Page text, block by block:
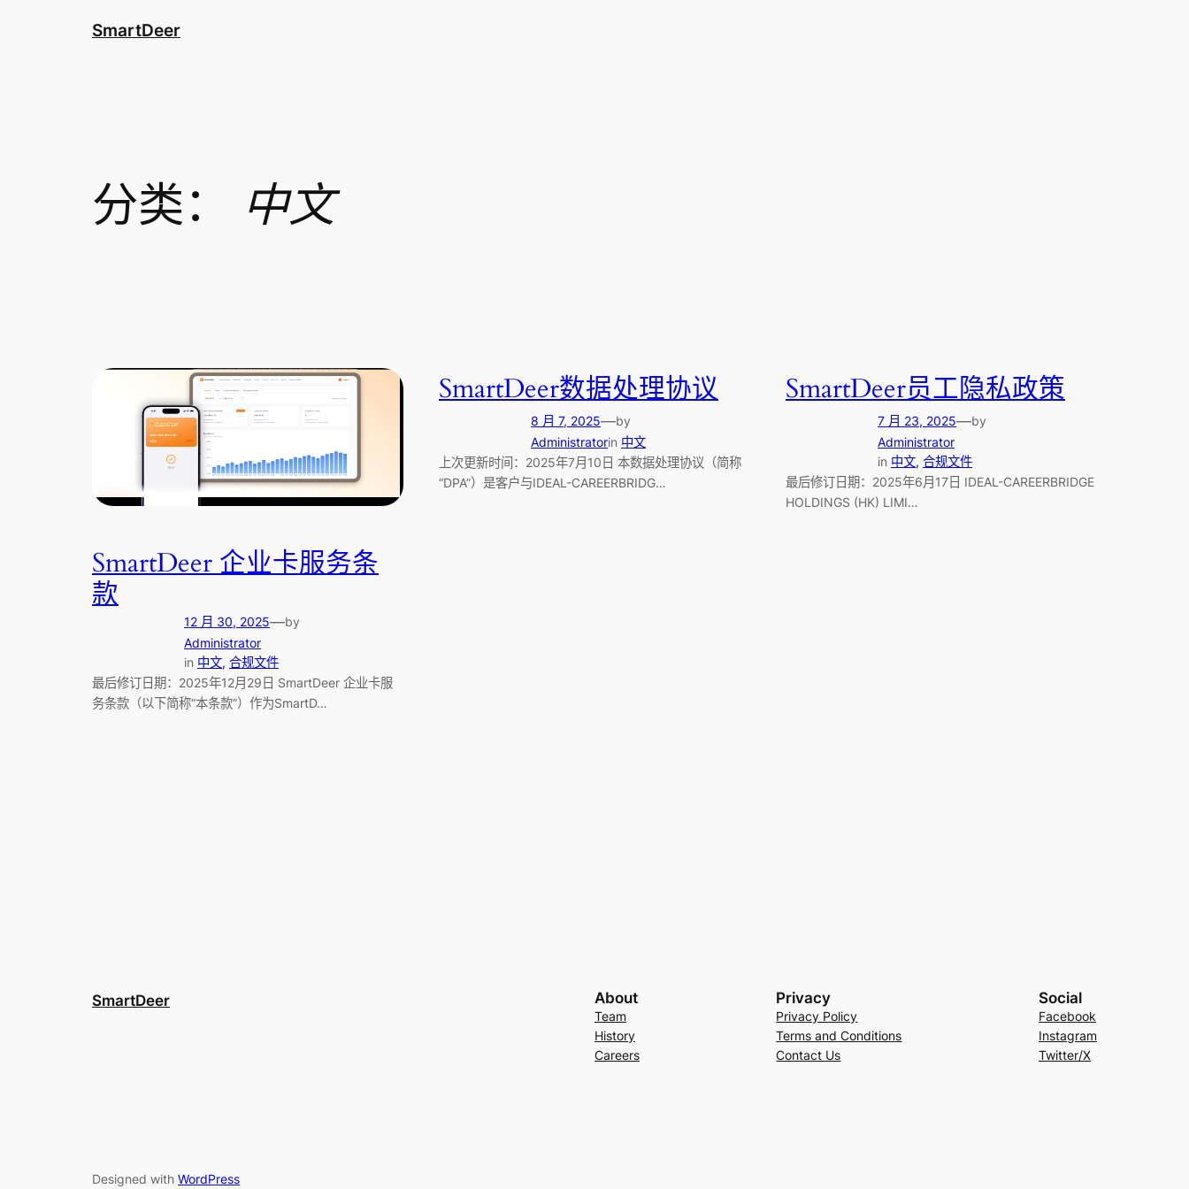
SmartDeer
分类： 中文
SmartDeer 企业卡服务条
款
12 月 30, 2025—by
Administrator
in 中文, 合规文件
最后修订日期：2025年12月29日 SmartDeer 企业卡服
务条款（以下简称“本条款”）作为SmartD…
SmartDeer数据处理协议
8 月 7, 2025—by
Administratorin 中文
上次更新时间：2025年7月10日 本数据处理协议（简称
“DPA”）是客户与IDEAL-CAREERBRIDG…
SmartDeer员工隐私政策
7 月 23, 2025—by
Administrator
in 中文, 合规文件
最后修订日期：2025年6月17日 IDEAL-CAREERBRIDGE
HOLDINGS (HK) LIMI…
SmartDeer About
Team
History
Careers
Privacy
Privacy Policy
Terms and Conditions
Contact Us
Social
Facebook
Instagram
Twitter/X
Designed with WordPress